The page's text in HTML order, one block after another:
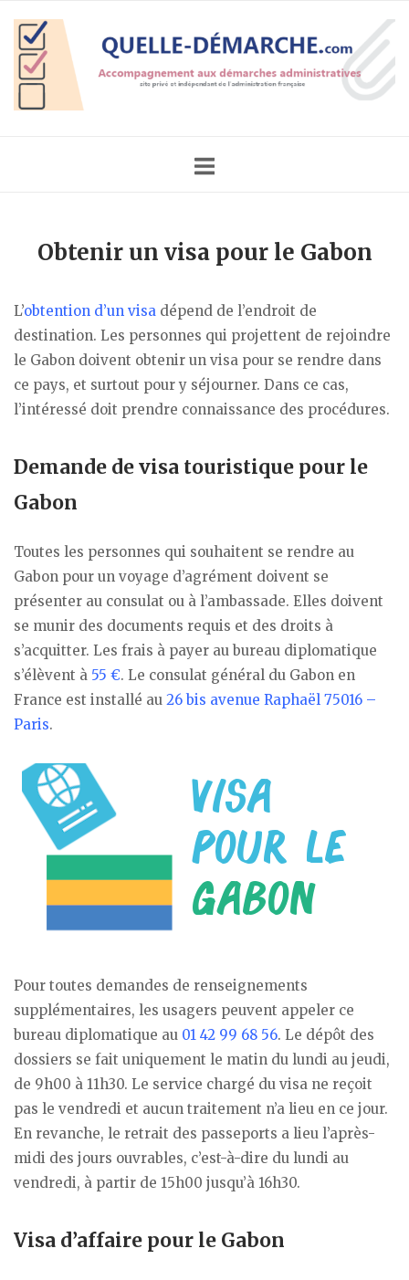
content
Home
Obtenir un visa pour le Gabon
L’obtention d’un visa dépend de l’endroit de
destination. Les personnes qui projettent de rejoindre
le Gabon doivent obtenir un visa pour se rendre dans
ce pays, et surtout pour y séjourner. Dans ce cas,
l’intéressé doit prendre connaissance des procédures.
Demande de visa touristique pour le
Gabon
Toutes les personnes qui souhaitent se rendre au
Gabon pour un voyage d’agrément doivent se
présenter au consulat ou à l’ambassade. Elles doivent
se munir des documents requis et des droits à
s’acquitter. Les frais à payer au bureau diplomatique
s’élèvent à 55 €. Le consulat général du Gabon en
France est installé au 26 bis avenue Raphaël 75016 –
Paris.
Pour toutes demandes de renseignements
supplémentaires, les usagers peuvent appeler ce
bureau diplomatique au 01 42 99 68 56. Le dépôt des
dossiers se fait uniquement le matin du lundi au jeudi,
de 9h00 à 11h30. Le service chargé du visa ne reçoit
pas le vendredi et aucun traitement n’a lieu en ce jour.
En revanche, le retrait des passeports a lieu l’après-
midi des jours ouvrables, c’est-à-dire du lundi au
vendredi, à partir de 15h00 jusqu’à 16h30.
Visa d’affaire pour le Gabon